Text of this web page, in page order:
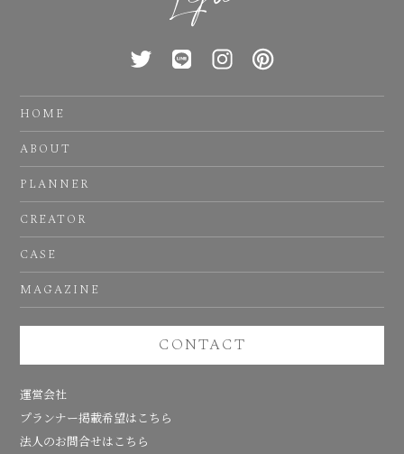
HOME
ABOUT
PLANNER
CREATOR
CASE
MAGAZINE
CONTACT
運営会社
プランナー掲載希望はこちら
法人のお問合せはこちら